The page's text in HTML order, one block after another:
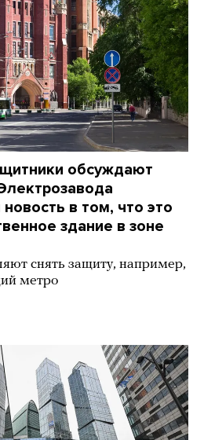
обсуждают
в том, что это
здание в зоне
снять защиту, например,
метро